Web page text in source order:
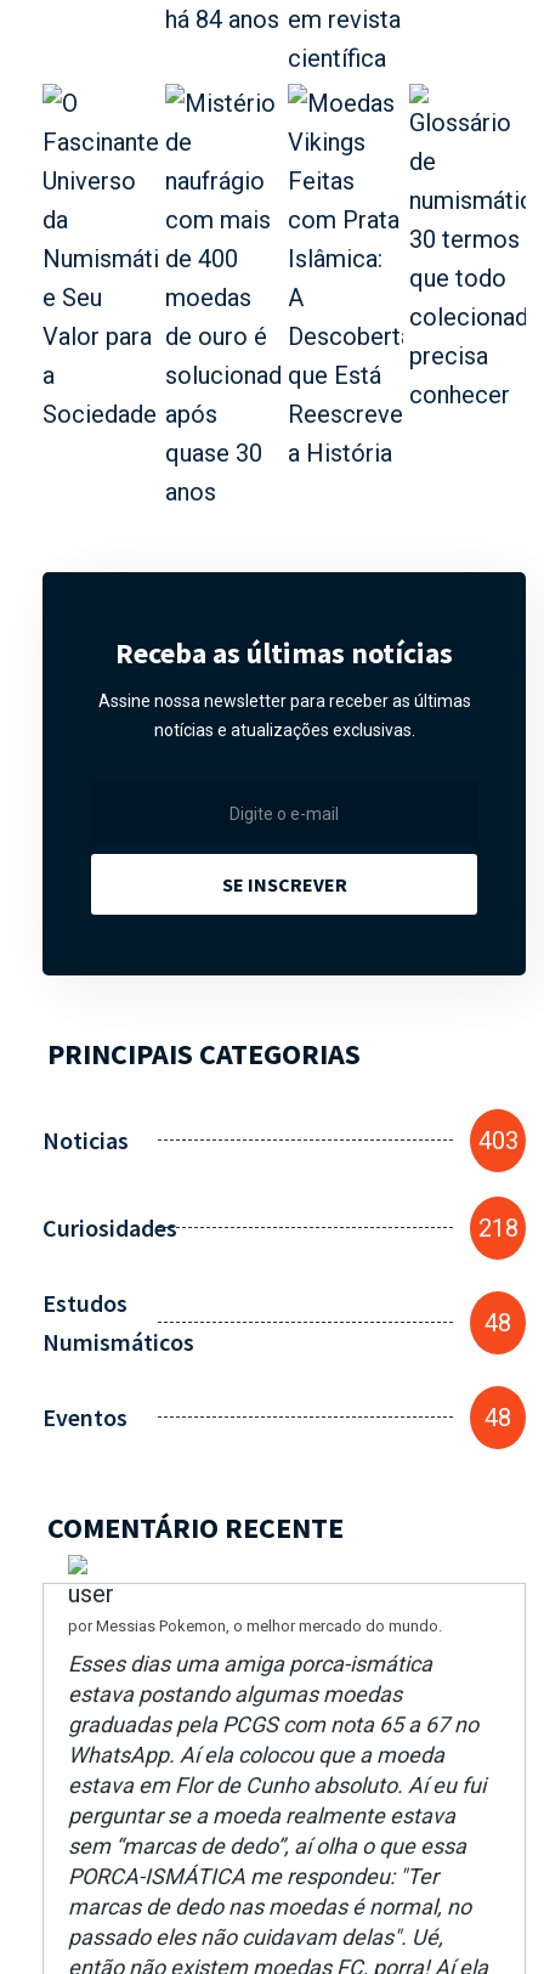
Receba as últimas notícias
Assine nossa newsletter para receber as últimas
notícias e atualizações exclusivas.
SE INSCREVER
PRINCIPAIS CATEGORIAS
Noticias 403
Curiosidades 218
Estudos
Numismáticos
48
Eventos 48
COMENTÁRIO RECENTE
por Messias Pokemon, o melhor mercado do mundo.
Esses dias uma amiga porca-ismática
estava postando algumas moedas
graduadas pela PCGS com nota 65 a 67 no
WhatsApp. Aí ela colocou que a moeda
estava em Flor de Cunho absoluto. Aí eu fui
perguntar se a moeda realmente estava
sem “marcas de dedo”, aí olha o que essa
PORCA-ISMÁTICA me respondeu: "Ter
marcas de dedo nas moedas é normal, no
passado eles não cuidavam delas". Ué,
então não existem moedas FC, porra! Aí ela